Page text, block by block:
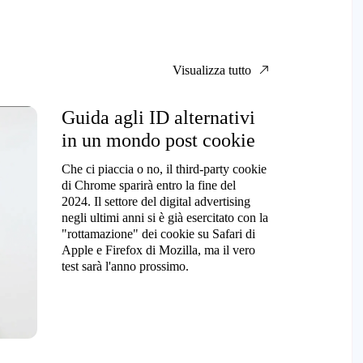
Visualizza tutto
Guida agli ID alternativi
in un mondo post cookie
Che ci piaccia o no, il third-party cookie
di Chrome sparirà entro la fine del
2024. Il settore del digital advertising
negli ultimi anni si è già esercitato con la
"rottamazione" dei cookie su Safari di
Apple e Firefox di Mozilla, ma il vero
test sarà l'anno prossimo.